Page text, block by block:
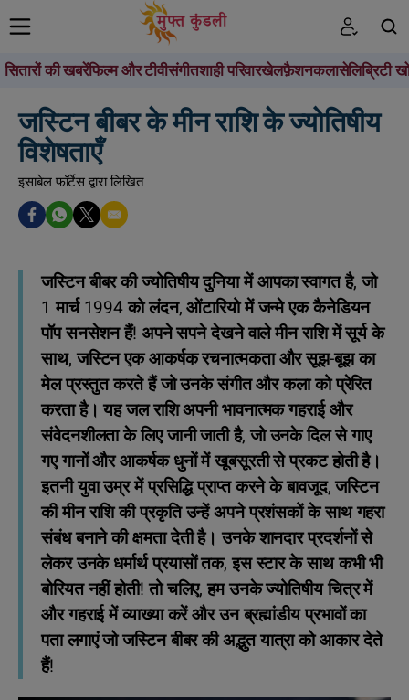
सितारों की खबरेंफिल्म और टीवीसंगीतशाही परिवारखेलफ़ैशनकलासेलिब्रिटी
जस्टिन बीबर के मीन राशि के ज्योतिषीय
विशेषताएँ
इसाबेल फॉर्टेस द्वारा लिखित
जस्टिन बीबर की ज्योतिषीय दुनिया में आपका स्वागत है, जो
1 मार्च 1994 को लंदन, ओंटारियो में जन्मे एक कैनेडियन
पॉप सनसेशन हैं! अपने सपने देखने वाले मीन राशि में सूर्य के
साथ, जस्टिन एक आकर्षक रचनात्मकता और सूझ-बूझ का
मेल प्रस्तुत करते हैं जो उनके संगीत और कला को प्रेरित
करता है। यह जल राशि अपनी भावनात्मक गहराई और
संवेदनशीलता के लिए जानी जाती है, जो उनके दिल से गाए
गए गानों और आकर्षक धुनों में खूबसूरती से प्रकट होती है।
इतनी युवा उम्र में प्रसिद्धि प्राप्त करने के बावजूद, जस्टिन
की मीन राशि की प्रकृति उन्हें अपने प्रशंसकों के साथ गहरा
संबंध बनाने की क्षमता देती है। उनके शानदार प्रदर्शनों से
लेकर उनके धर्मार्थ प्रयासों तक, इस स्टार के साथ कभी भी
बोरियत नहीं होती! तो चलिए, हम उनके ज्योतिषीय चित्र में
और गहराई में व्‍याख्‍या करें और उन ब्रह्मांडीय प्रभावों का
पता लगाएं जो जस्टिन बीबर की अद्भुत यात्रा को आकार देते
हैं!